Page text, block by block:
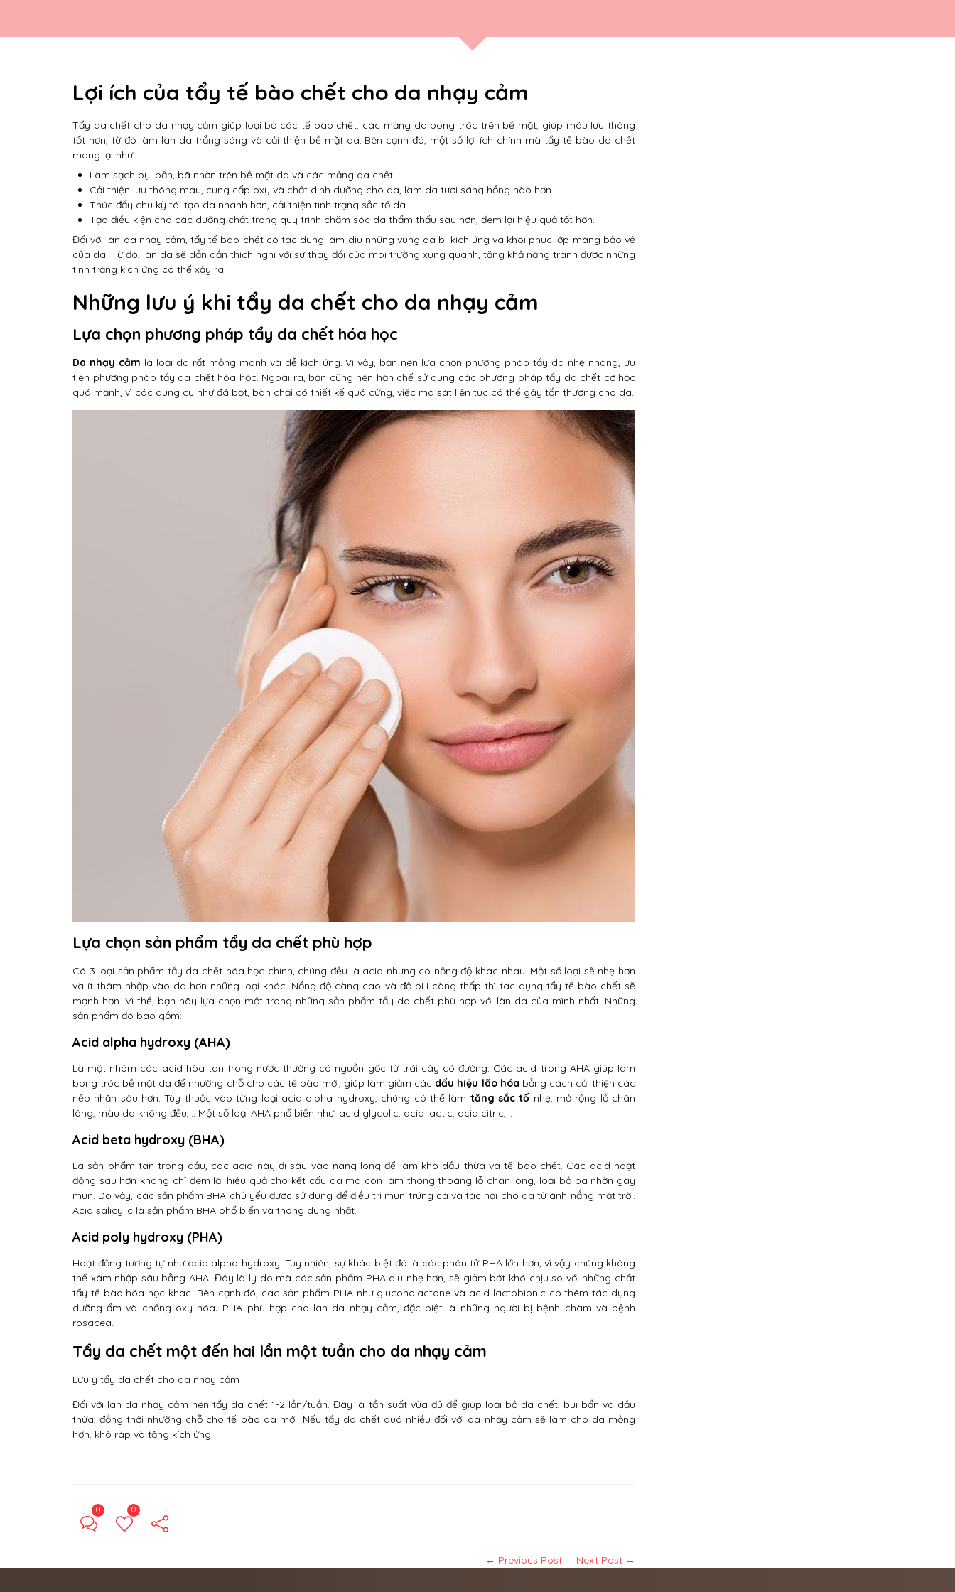
Lợi ích của tẩy tế bào chết cho da nhạy cảm
Tẩy da chết cho da nhạy cảm giúp loại bỏ các tế bào chết, các mảng da bong tróc trên bề mặt, giúp máu lưu thông
tốt hơn, từ đó làm làn da trắng sáng và cải thiện bề mặt da. Bên cạnh đó, một số lợi ích chính mà tẩy tế bào da chết
mang lại như:
Làm sạch bụi bẩn, bã nhờn trên bề mặt da và các mảng da chết.
Cải thiện lưu thông máu, cung cấp oxy và chất dinh dưỡng cho da, làm da tươi sáng hồng hào hơn.
Thúc đẩy chu kỳ tái tạo da nhanh hơn, cải thiện tình trạng sắc tố da.
Tạo điều kiện cho các dưỡng chất trong quy trình chăm sóc da thẩm thấu sâu hơn, đem lại hiệu quả tốt hơn.
Đối với làn da nhạy cảm, tẩy tế bào chết có tác dụng làm dịu những vùng da bị kích ứng và khôi phục lớp màng bảo vệ
của da. Từ đó, làn da sẽ dần dần thích nghi với sự thay đổi của môi trường xung quanh, tăng khả năng tránh được những
tình trạng kích ứng có thể xảy ra.
Những lưu ý khi tẩy da chết cho da nhạy cảm
Lựa chọn phương pháp tẩy da chết hóa học
Da nhạy cảm là loại da rất mỏng manh và dễ kích ứng. Vì vậy, bạn nên lựa chọn phương pháp tẩy da nhẹ nhàng, ưu
tiên phương pháp tẩy da chết hóa học. Ngoài ra, bạn cũng nên hạn chế sử dụng các phương pháp tẩy da chết cơ học
quá mạnh, vì các dụng cụ như đá bọt, bàn chải có thiết kế quá cứng, việc ma sát liên tục có thể gây tổn thương cho da.
Lựa chọn sản phẩm tẩy da chết phù hợp
Có 3 loại sản phẩm tẩy da chết hóa học chính, chúng đều là acid nhưng có nồng độ khác nhau. Một số loại sẽ nhẹ hơn
và ít thâm nhập vào da hơn những loại khác. Nồng độ càng cao và độ pH càng thấp thì tác dụng tẩy tế bào chết sẽ
mạnh hơn. Vì thế, bạn hãy lựa chọn một trong những sản phẩm tẩy da chết phù hợp với làn da của mình nhất. Những
sản phẩm đó bao gồm:
Acid alpha hydroxy (AHA)
Là một nhóm các acid hòa tan trong nước thường có nguồn gốc từ trái cây có đường. Các acid trong AHA giúp làm
bong tróc bề mặt da để nhường chỗ cho các tế bào mới, giúp làm giảm các dấu hiệu lão hóa bằng cách cải thiện các
nếp nhăn sâu hơn. Tùy thuộc vào từng loại acid alpha hydroxy, chúng có thể làm tăng sắc tố nhẹ, mở rộng lỗ chân
lông, màu da không đều,… Một số loại AHA phổ biến như: acid glycolic, acid lactic, acid citric,…
Acid beta hydroxy (BHA)
Là sản phẩm tan trong dầu, các acid này đi sâu vào nang lông để làm khô dầu thừa và tế bào chết. Các acid hoạt
động sâu hơn không chỉ đem lại hiệu quả cho kết cấu da mà còn làm thông thoáng lỗ chân lông, loại bỏ bã nhờn gây
mụn. Do vậy, các sản phẩm BHA chủ yếu được sử dụng để điều trị mụn trứng cá và tác hại cho da từ ánh nắng mặt trời.
Acid salicylic là sản phẩm BHA phổ biến và thông dụng nhất.
Acid poly hydroxy (PHA)
Hoạt động tương tự như acid alpha hydroxy. Tuy nhiên, sự khác biệt đó là các phân tử PHA lớn hơn, vì vậy chúng không
thể xâm nhập sâu bằng AHA. Đây là lý do mà các sản phẩm PHA dịu nhẹ hơn, sẽ giảm bớt khó chịu so với những chất
tẩy tế bào hóa học khác. Bên cạnh đó, các sản phẩm PHA như gluconolactone và acid lactobionic có thêm tác dụng
dưỡng ẩm và chống oxy hóa. PHA phù hợp cho làn da nhạy cảm, đặc biệt là những người bị bệnh chàm và bệnh
rosacea.
Tẩy da chết một đến hai lần một tuần cho da nhạy cảm
Lưu ý tẩy da chết cho da nhạy cảm
Đối với làn da nhạy cảm nên tẩy da chết 1-2 lần/tuần. Đây là tần suất vừa đủ để giúp loại bỏ da chết, bụi bẩn và dầu
thừa, đồng thời nhường chỗ cho tế bào da mới. Nếu tẩy da chết quá nhiều đối với da nhạy cảm sẽ làm cho da mỏng
hơn, khô ráp và tăng kích ứng.
0 0
← Previous Post Next Post →